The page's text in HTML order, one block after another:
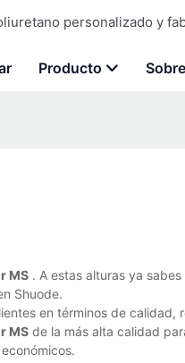
personalizado y
Producto
MS . A estas alturas ya
Shuode.
en términos de calidad,
MS de la más alta calidad